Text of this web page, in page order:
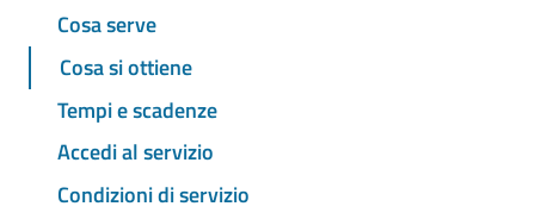
Cosa serve
Cosa si ottiene
Tempi e scadenze
Accedi al servizio
Condizioni di servizio